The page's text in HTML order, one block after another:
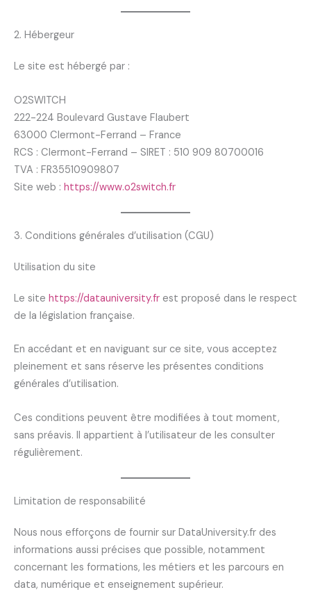
2. Hébergeur
Le site est hébergé par :
O2SWITCH
222-224 Boulevard Gustave Flaubert
63000 Clermont-Ferrand – France
RCS : Clermont-Ferrand – SIRET : 510 909 80700016
TVA : FR35510909807
Site web : https://www.o2switch.fr
3. Conditions générales d’utilisation (CGU)
Utilisation du site
Le site https://datauniversity.fr est proposé dans le respect
de la législation française.
En accédant et en naviguant sur ce site, vous acceptez
pleinement et sans réserve les présentes conditions
générales d’utilisation.
Ces conditions peuvent être modifiées à tout moment,
sans préavis. Il appartient à l’utilisateur de les consulter
régulièrement.
Limitation de responsabilité
Nous nous efforçons de fournir sur DataUniversity.fr des
informations aussi précises que possible, notamment
concernant les formations, les métiers et les parcours en
data, numérique et enseignement supérieur.